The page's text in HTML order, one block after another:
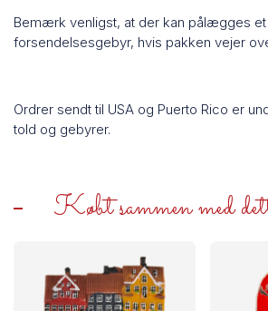
Bemærk venligst, at der kan pålægges et
forsendelsesgebyr, hvis pakken vejer
Ordrer sendt til USA og Puerto Rico er
told og gebyrer.
Købt sammen med